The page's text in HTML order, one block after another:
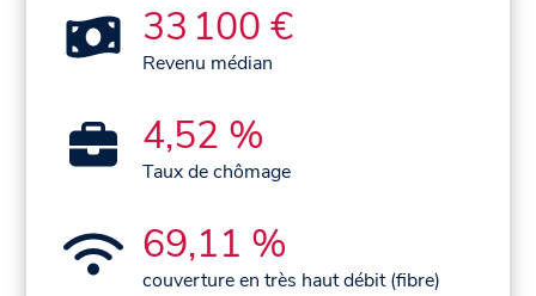
33 100 €
Revenu médian
4,52 %
Taux de chômage
69,11 %
couverture en très haut débit (fibre)